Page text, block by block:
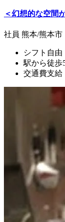
＜幻想的な空間
社員 熊本/熊本市
シフト自
駅から徒歩
交通費支給